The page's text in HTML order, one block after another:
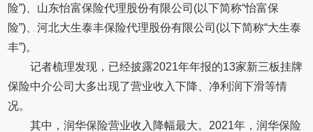
险”)、山东怡富保险代理股份有限公司(以下简称“怡富保
险”)、河北大生泰丰保险代理股份有限公司(以下简称“大生泰
丰”)。
记者梳理发现，已经披露2021年年报的13家新三板挂牌
保险中介公司大多出现了营业收入下降、净利润下滑等情
况。
其中，润华保险营业收入降幅最大。2021年，润华保险